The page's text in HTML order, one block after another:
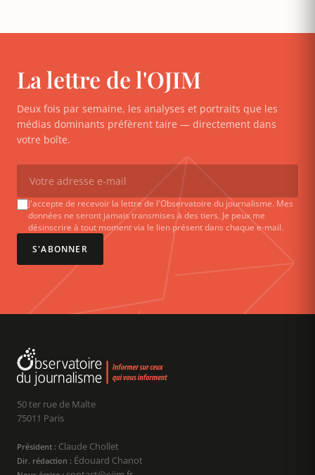
La lettre de l'OJIM
Deux fois par semaine, les analyses et portraits que les
médias dominants préfèrent taire — directement dans
votre boîte.
J'accepte de recevoir la lettre de l'Observatoire du journalisme. Mes
données ne seront jamais transmises à des tiers. Je peux me
désinscrire à tout moment via le lien présent dans chaque e-mail.
S'ABONNER
50 ter rue de Malte
75011 Paris
Président : Claude Chollet
Dir. rédaction : Édouard Chanot